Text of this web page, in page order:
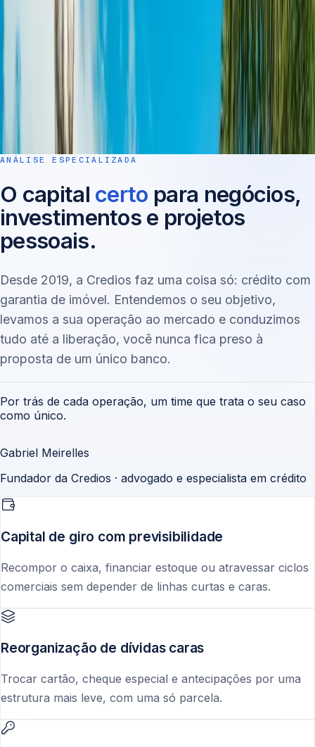
Elas competem pela sua proposta, você fica com a
melhor. Condições de crédito variam por instituição.
ANÁLISE ESPECIALIZADA
O capital certo para negócios,
investimentos e projetos
pessoais.
Desde 2019, a Credios faz uma coisa só: crédito com
garantia de imóvel. Entendemos o seu objetivo,
levamos a sua operação ao mercado e conduzimos
tudo até a liberação, você nunca fica preso à
proposta de um único banco.
Por trás de cada operação, um time que trata o seu caso
como único.
Gabriel Meirelles
Fundador da Credios · advogado e especialista em crédito
Capital de giro com previsibilidade
Recompor o caixa, financiar estoque ou atravessar ciclos
comerciais sem depender de linhas curtas e caras.
Reorganização de dívidas caras
Trocar cartão, cheque especial e antecipações por uma
estrutura mais leve, com uma só parcela.